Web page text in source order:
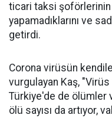
ticari taksi
yapamadıklarını ve
getirdi.
Corona virüsün
vurgulayan Kaş, "Virüs
Türkiye'de de ölümler
ölü sayısı da artıyor,